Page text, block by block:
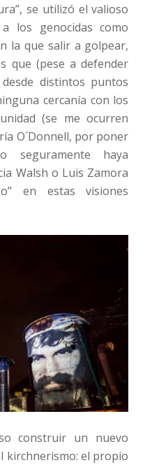
se utilizó el valioso
los genocidas como
la que salir a golpear,
que (pese a defender
distintos puntos
cercanía con los
(se me ocurren
O´Donnell, por poner
seguramente haya
Walsh o Luis Zamora
en estas visiones
construir un nuevo
kirchnerismo: el propio